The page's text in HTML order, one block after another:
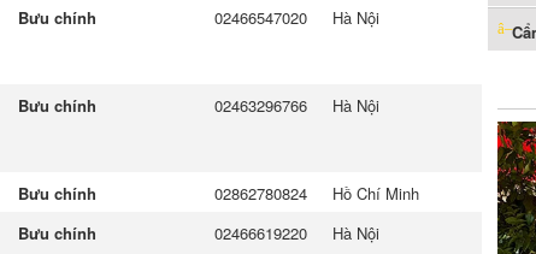
Bưu chính 02466547020 Hà Nội
Bưu chính 02463296766 Hà Nội
Bưu chính 02862780824
Hồ Chí Minh
Bưu chính 02466619220 Hà Nội